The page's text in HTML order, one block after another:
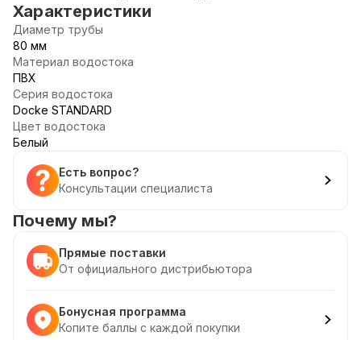
Характеристики
Диаметр трубы
80 мм
Материал водостока
ПВХ
Серия водостока
Docke STANDARD
Цвет водостока
Белый
Есть вопрос?
Консультации специалиста
Почему мы?
Прямые поставки
От официального дистрибьютора
Бонусная программа
Копите баллы с каждой покупки